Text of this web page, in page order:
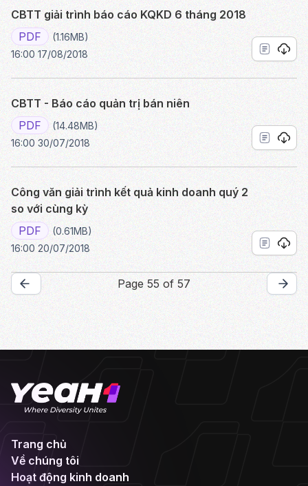
CBTT giải trình báo cáo KQKD 6 tháng 2018
PDF
(1.16MB)
16:00 17/08/2018
CBTT - Báo cáo quản trị bán niên
PDF
(14.48MB)
16:00 30/07/2018
Công văn giải trình kết quả kinh doanh quý 2
so với cùng kỳ
PDF
(0.61MB)
16:00 20/07/2018
Page 55 of 57
Trang chủ
Về chúng tôi
Hoạt động kinh doanh